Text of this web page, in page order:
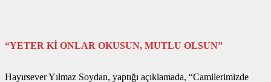
“YETER Kİ ONLAR OKUSUN, MUTLU OLSUN”
Hayırsever Yılmaz Soydan, yaptığı açıklamada, “Camilerimizde